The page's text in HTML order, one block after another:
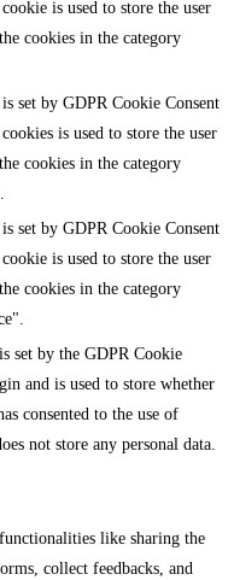
is used to store the user
cookies in the category
set by GDPR Cookie Consent
is used to store the user
cookies in the category
set by GDPR Cookie Consent
is used to store the user
cookies in the category
set by the GDPR Cookie
and is used to store whether
consented to the use of
not store any personal data.
like sharing the
collect feedbacks, and